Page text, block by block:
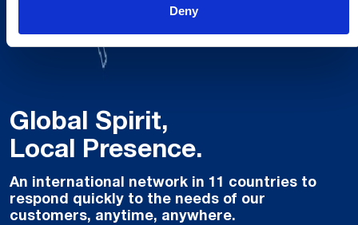
Deny
Global Spirit,
Local Presence.
An international network in 11 countries to
respond quickly to the needs of our
customers, anytime, anywhere.